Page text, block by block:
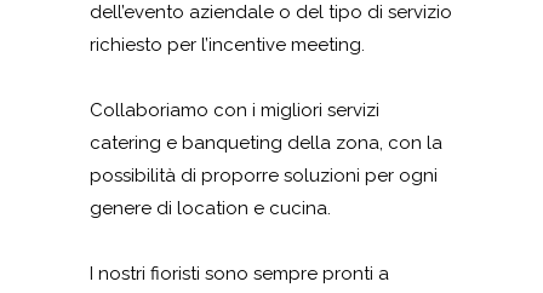
dell’evento aziendale o del tipo di servizio
richiesto per l’incentive meeting.
Collaboriamo con i migliori servizi
catering e banqueting della zona, con la
possibilità di proporre soluzioni per ogni
genere di location e cucina.
I nostri fioristi sono sempre pronti a